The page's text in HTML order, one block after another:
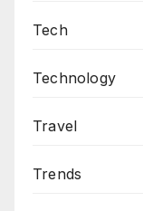
Tech
Technology
Travel
Trends